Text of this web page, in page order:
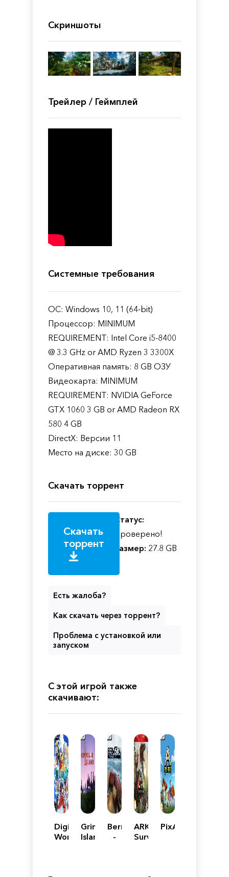
Скриншоты
Трейлер / Геймплей
Системные требования
ОС: Windows 10, 11 (64-bit)
Процессор: MINIMUM
REQUIREMENT: Intel Core i5-8400
@ 3.3 GHz or AMD Ryzen 3 3300X
Оперативная память: 8 GB ОЗУ
Видеокарта: MINIMUM
REQUIREMENT: NVIDIA GeForce
GTX 1060 3 GB or AMD Radeon RX
580 4 GB
DirectX: Версии 11
Место на диске: 30 GB
Скачать торрент
Скачать
торрент
Статус:
Проверено!
Размер: 27.8 GB
Есть жалоба?
Как скачать через торрент?
Проблема с установкой или
запуском
С этой игрой также
скачивают:
Digimon
World:
Grimtale
Island
Bermuda
-
ARK:
Survival
PixARK